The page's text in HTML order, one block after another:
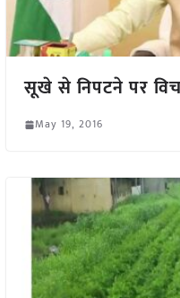
सूखे से निपटने पर
May 19, 2016